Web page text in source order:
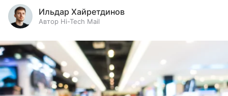
Ильдар Хайретдинов
Автор Hi-Tech Mail